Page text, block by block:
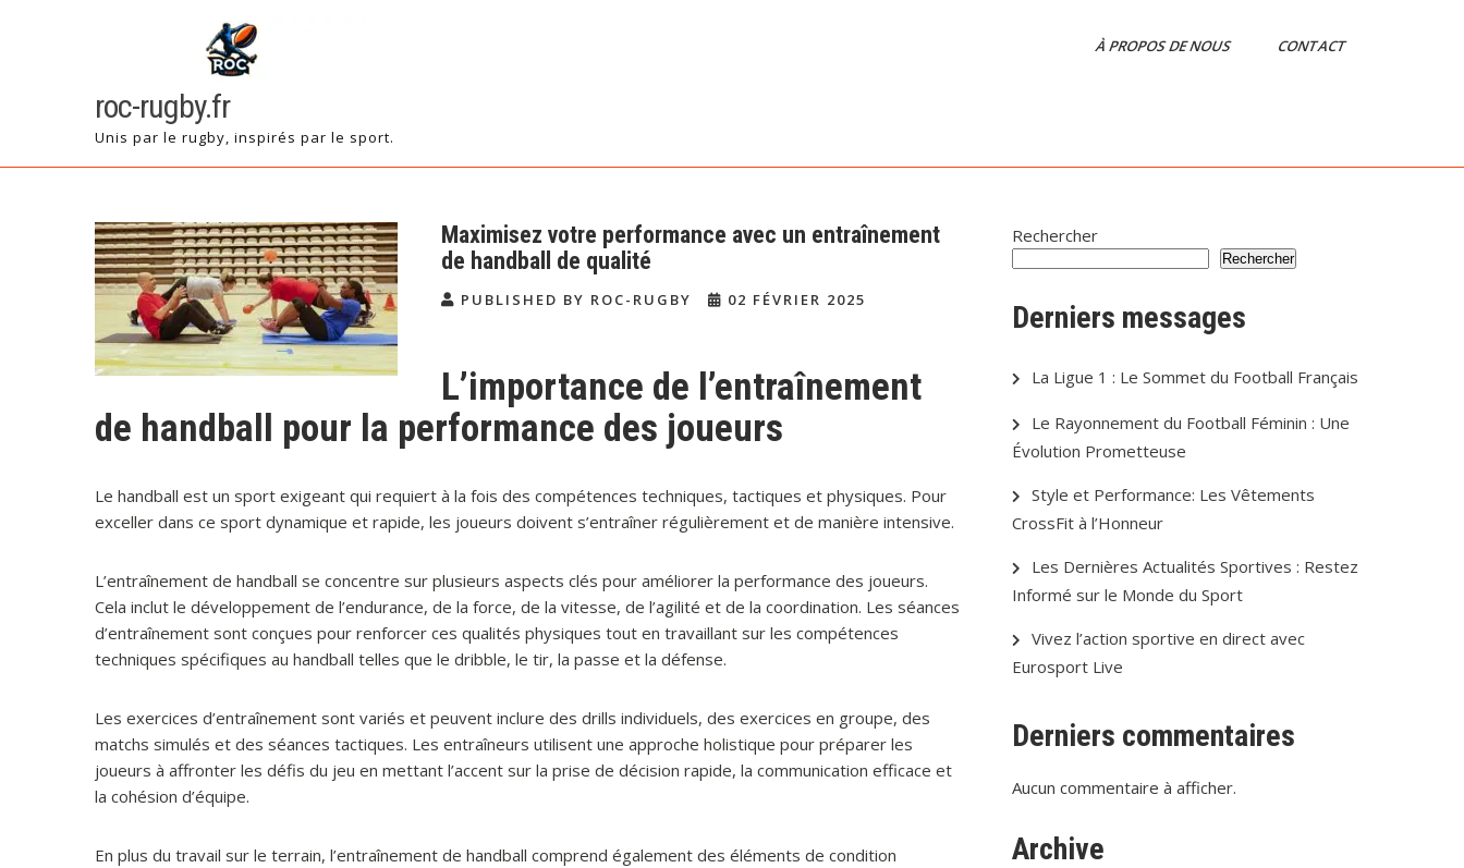
roc-rugby.fr
Unis par le rugby, inspirés par le sport.
À PROPOS DE NOUS CONTACT
Maximisez votre performance avec un entraînement
de handball de qualité
PUBLISHED BY ROC-RUGBY 02 FÉVRIER 2025
L’importance de l’entraînement
de handball pour la performance des joueurs
Le handball est un sport exigeant qui requiert à la fois des compétences techniques, tactiques et physiques. Pour
exceller dans ce sport dynamique et rapide, les joueurs doivent s’entraîner régulièrement et de manière intensive.
L’entraînement de handball se concentre sur plusieurs aspects clés pour améliorer la performance des joueurs.
Cela inclut le développement de l’endurance, de la force, de la vitesse, de l’agilité et de la coordination. Les séances
d’entraînement sont conçues pour renforcer ces qualités physiques tout en travaillant sur les compétences
techniques spécifiques au handball telles que le dribble, le tir, la passe et la défense.
Les exercices d’entraînement sont variés et peuvent inclure des drills individuels, des exercices en groupe, des
matchs simulés et des séances tactiques. Les entraîneurs utilisent une approche holistique pour préparer les
joueurs à affronter les défis du jeu en mettant l’accent sur la prise de décision rapide, la communication efficace et
la cohésion d’équipe.
En plus du travail sur le terrain, l’entraînement de handball comprend également des éléments de condition
Rechercher
Rechercher
Derniers messages
La Ligue 1 : Le Sommet du Football Français
Le Rayonnement du Football Féminin : Une
Évolution Prometteuse
Style et Performance: Les Vêtements
CrossFit à l’Honneur
Les Dernières Actualités Sportives : Restez
Informé sur le Monde du Sport
Vivez l’action sportive en direct avec
Eurosport Live
Derniers commentaires
Aucun commentaire à afficher.
Archive